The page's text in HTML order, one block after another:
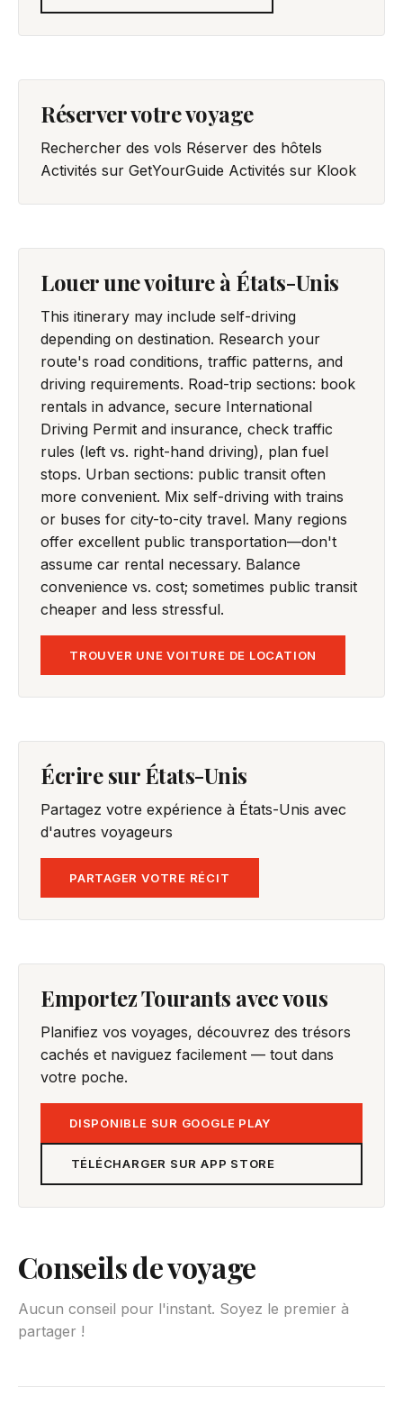
Réserver votre voyage
Rechercher des vols Réserver des hôtels
Activités sur GetYourGuide Activités sur Klook
Louer une voiture à États-Unis
This itinerary may include self-driving
depending on destination. Research your
route's road conditions, traffic patterns, and
driving requirements. Road-trip sections: book
rentals in advance, secure International
Driving Permit and insurance, check traffic
rules (left vs. right-hand driving), plan fuel
stops. Urban sections: public transit often
more convenient. Mix self-driving with trains
or buses for city-to-city travel. Many regions
offer excellent public transportation—don't
assume car rental necessary. Balance
convenience vs. cost; sometimes public transit
cheaper and less stressful.
TROUVER UNE VOITURE DE LOCATION
Écrire sur États-Unis
Partagez votre expérience à États-Unis avec
d'autres voyageurs
PARTAGER VOTRE RÉCIT
Emportez Tourants avec vous
Planifiez vos voyages, découvrez des trésors
cachés et naviguez facilement — tout dans
votre poche.
DISPONIBLE SUR GOOGLE PLAY
TÉLÉCHARGER SUR APP STORE
Conseils de voyage
Aucun conseil pour l'instant. Soyez le premier à
partager !